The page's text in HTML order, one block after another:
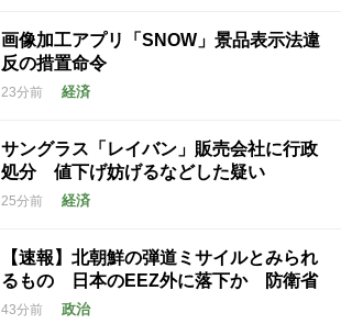
画像加工アプリ「SNOW」景品表示法違
反の措置命令
23分前 経済
サングラス「レイバン」販売会社に行政
処分 値下げ妨げるなどした疑い
25分前 経済
【速報】北朝鮮の弾道ミサイルとみられ
るもの 日本のEEZ外に落下か 防衛省
43分前 政治